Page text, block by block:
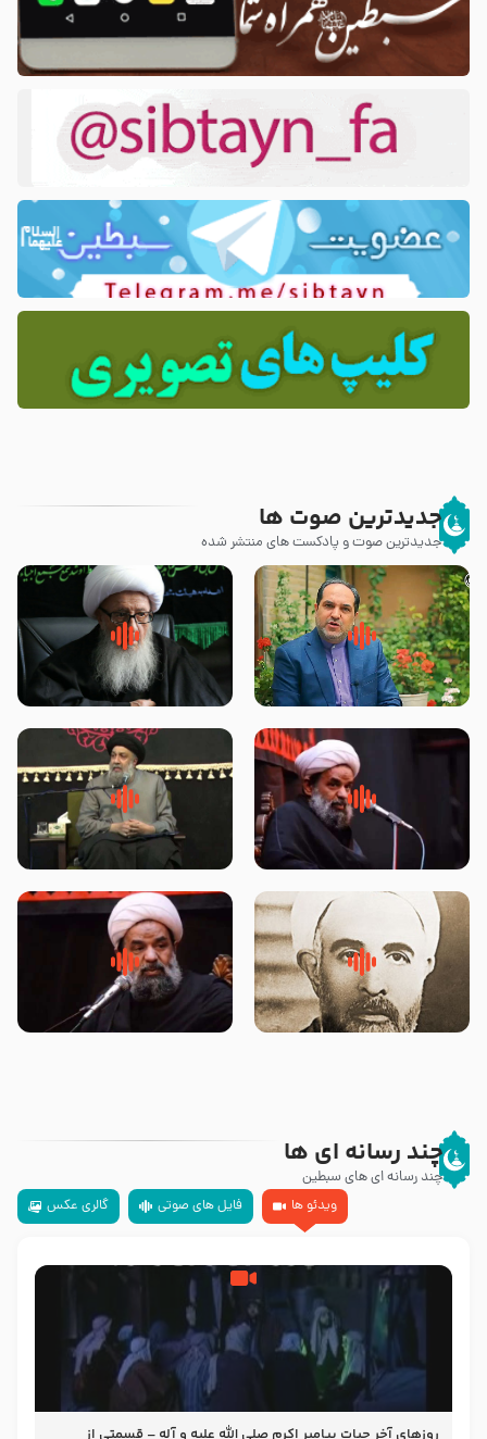
جدیدترین صوت ها
جدیدترین صوت و پادکست های منتشر شده
پیامبر صلی الله علیه وآله و سلم
فرمودند وای بر بچه های آخر
زوّار اربعین امام حسین (علیه
السلام) با این اشتیاق به زیارت
روضه جانسوز پاره های جگر امام
حسن مجتبی علیه السلام-حجت
لقب حضرت رقیه سلام الله علیها به
چه معناست – حجت الاسلام علوی
روضه‌ی مجلس یزید ملعون و
اسارت اهل‌بیت علیهم‌السلام –
سلام جوانی که امام حسین علیه
السلام خودش جوابش را دادند
چند رسانه ای ها
چند رسانه ای های سبطین
ویدئو ها
فایل های صوتی گالری عکس
روزهای آخر حیات پیامبر اکرم صلی الله علیه و آله – قسمتی از